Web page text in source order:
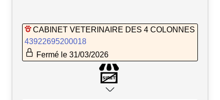
CABINET VETERINAIRE DES 4 COLONNES
43922695200018
Fermé le 31/03/2026